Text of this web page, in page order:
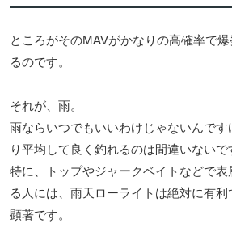
ところがそのMAVがかなりの高確率で
るのです。
それが、雨。
雨ならいつでもいいわけじゃないんです
り平均して良く釣れるのは間違いないで
特に、トップやジャークベイトなどで
る人には、雨天ローライトは絶対に有
顕著です。